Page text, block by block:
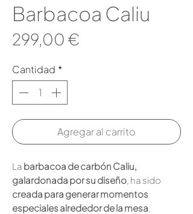
Barbacoa Caliu
299,00 €
Cantidad *
Agregar al carrito
La barbacoa de carbón Caliu,
galardonada por su diseño, ha sido
creada para generar momentos
especiales alrededor de la mesa.